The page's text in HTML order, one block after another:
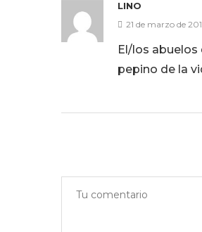
LINO
21 de marzo de
El/los abuelos
pepino de la